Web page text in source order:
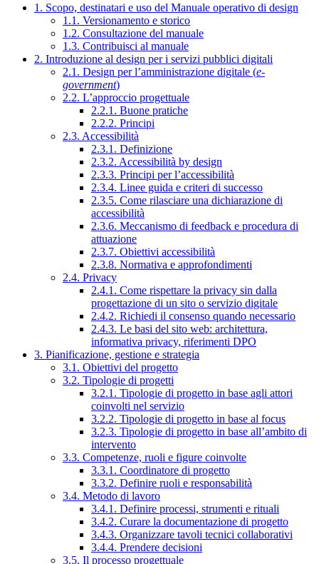
1. Scopo, destinatari e uso del Manuale operativo di design
1.1. Versionamento e storico
1.2. Consultazione del manuale
1.3. Contribuisci al manuale
2. Introduzione al design per i servizi pubblici digitali
2.1. Design per l’amministrazione digitale (e-
government)
2.2. L’approccio progettuale
2.2.1. Buone pratiche
2.2.2. Principi
2.3. Accessibilità
2.3.1. Definizione
2.3.2. Accessibilità by design
2.3.3. Principi per l’accessibilità
2.3.4. Linee guida e criteri di successo
2.3.5. Come rilasciare una dichiarazione di
accessibilità
2.3.6. Meccanismo di feedback e procedura di
attuazione
2.3.7. Obiettivi accessibilità
2.3.8. Normativa e approfondimenti
2.4. Privacy
2.4.1. Come rispettare la privacy sin dalla
progettazione di un sito o servizio digitale
2.4.2. Richiedi il consenso quando necessario
2.4.3. Le basi del sito web: architettura,
informativa privacy, riferimenti DPO
3. Pianificazione, gestione e strategia
3.1. Obiettivi del progetto
3.2. Tipologie di progetti
3.2.1. Tipologie di progetto in base agli attori
coinvolti nel servizio
3.2.2. Tipologie di progetto in base al focus
3.2.3. Tipologie di progetto in base all’ambito di
intervento
3.3. Competenze, ruoli e figure coinvolte
3.3.1. Coordinatore di progetto
3.3.2. Definire ruoli e responsabilità
3.4. Metodo di lavoro
3.4.1. Definire processi, strumenti e rituali
3.4.2. Curare la documentazione di progetto
3.4.3. Organizzare tavoli tecnici collaborativi
3.4.4. Prendere decisioni
3.5. Il processo progettuale